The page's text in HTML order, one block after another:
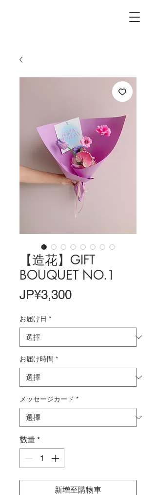
【造花】GIFT
BOUQUET NO.1
JP¥3,300價
お届け日 *
お届け時間 *
メッセージカード *
數量 *
新增至購物車